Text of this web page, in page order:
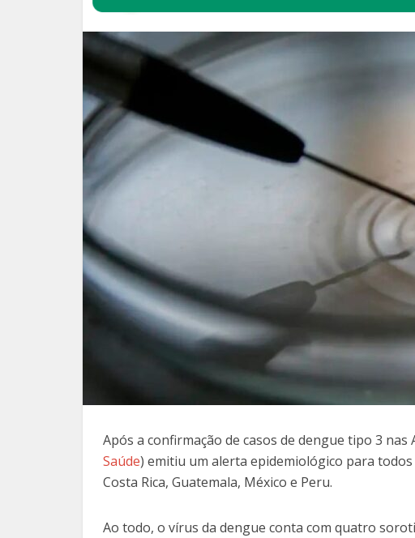
Após a confirmação de casos de dengue tipo 3 nas
Saúde) emitiu um alerta epidemiológico para
Costa Rica, Guatemala, México e Peru.
Ao todo, o vírus da dengue conta com quatro